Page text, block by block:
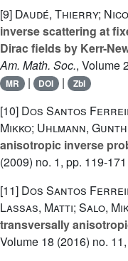
[9] Daudé, Thierry;
inverse scattering at
Dirac fields by Kerr-
Am. Math. Soc., Volume
MR | DOI | Zbl
[10] Dos Santos
Mikko; Uhlmann,
anisotropic inverse
(2009) no. 1, pp. 119-
[11] Dos Santos
Lassas, Matti; Salo,
transversally
Volume 18 (2016) no.